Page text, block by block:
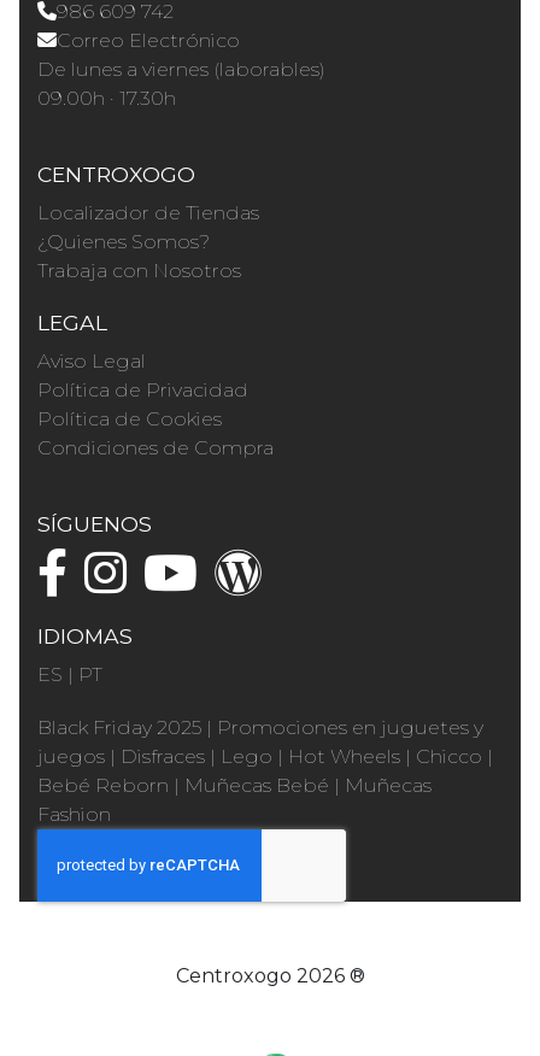
986 609 742
Correo Electrónico
De lunes a viernes (laborables)
09.00h · 17.30h
CENTROXOGO
Localizador de Tiendas
¿Quienes Somos?
Trabaja con Nosotros
LEGAL
Aviso Legal
Política de Privacidad
Política de Cookies
Condiciones de Compra
SÍGUENOS
IDIOMAS
ES | PT
Black Friday 2025 | Promociones en juguetes y
juegos | Disfraces | Lego | Hot Wheels | Chicco |
Bebé Reborn | Muñecas Bebé | Muñecas
Fashion
Centroxogo 2026 ®